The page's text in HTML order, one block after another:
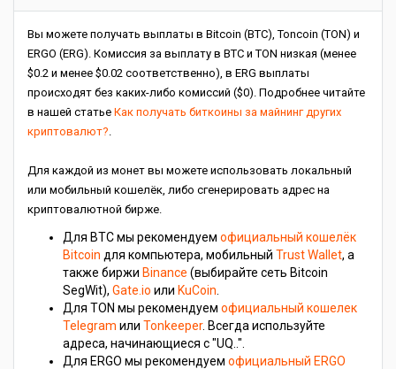
Вы можете получать выплаты в Bitcoin (BTC), Toncoin (TON) и
ERGO (ERG). Комиссия за выплату в BTC и TON низкая (менее
$0.2 и менее $0.02 соответственно), в ERG выплаты
происходят без каких-либо комиссий ($0). Подробнее читайте
в нашей статье Как получать биткоины за майнинг других
криптовалют?.
Для каждой из монет вы можете использовать локальный
или мобильный кошелёк, либо сгенерировать адрес на
криптовалютной бирже.
Для BTC мы рекомендуем официальный кошелёк
Bitcoin для компьютера, мобильный Trust Wallet, а
также биржи Binance (выбирайте сеть Bitcoin
SegWit), Gate.io или KuCoin
Для TON мы рекомендуем официальный кошелек
Telegram или Tonkeeper. Всегда используйте
адреса, начинающиеся с "UQ..".
Для ERGO мы рекомендуем официальный ERGO